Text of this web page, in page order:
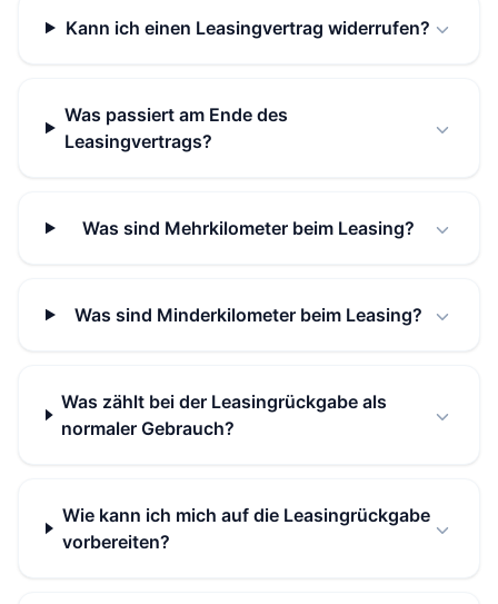
Kann ich einen Leasingvertrag widerrufen?
Was passiert am Ende des
Leasingvertrags?
Was sind Mehrkilometer beim Leasing?
Was sind Minderkilometer beim Leasing?
Was zählt bei der Leasingrückgabe als
normaler Gebrauch?
Wie kann ich mich auf die Leasingrückgabe
vorbereiten?